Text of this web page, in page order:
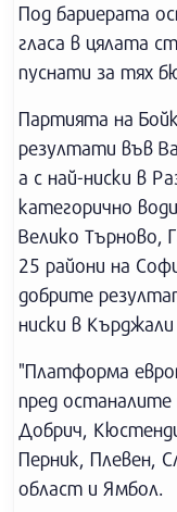
Под бариерата
гласа в цялата
пуснати за тях
Партията на
резултати във
а с най-ниски в
категорично
Велико Търново,
25 райони на
добрите
ниски в
"Платформа
пред
Добрич,
Перник, Плевен,
област и Ямбол.